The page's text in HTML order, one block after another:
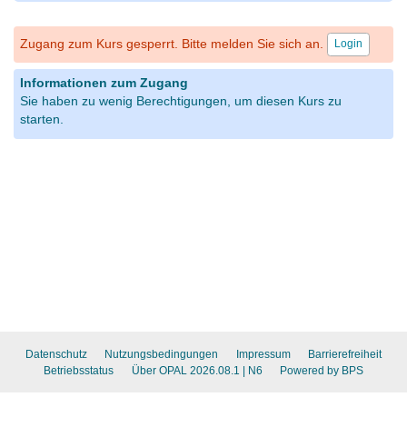
Zugang zum Kurs gesperrt. Bitte melden Sie sich an. Login
Informationen zum Zugang
Sie haben zu wenig Berechtigungen, um diesen Kurs zu
starten.
Datenschutz Nutzungsbedingungen Impressum
Barrierefreiheit
Betriebsstatus
Über OPAL 2026.08.1 | N6 Powered by BPS